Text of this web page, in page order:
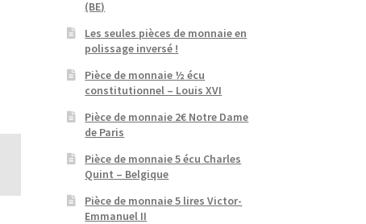
(BE)
Les seules pièces de monnaie en
polissage inversé !
Pièce de monnaie ½ écu
constitutionnel – Louis XVI
Pièce de monnaie 2€ Notre Dame
de Paris
Pièce de monnaie 5 écu Charles
Quint – Belgique
Pièce de monnaie 5 lires Victor-
Emmanuel II